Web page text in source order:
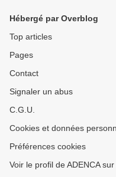
crée pas un nouveau PRIF
Hébergé par Overblog
Top articles
Pages
Contact
Signaler un abus
C.G.U.
Cookies et données
Préférences cookies
Voir le profil de ADENCA